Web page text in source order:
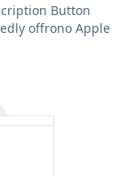
Button
offrono Apple